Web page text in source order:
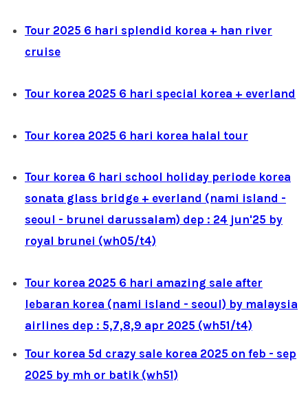
Tour 2025 6 hari splendid korea + han river
cruise
Tour korea 2025 6 hari special korea + everland
Tour korea 2025 6 hari korea halal tour
Tour korea 6 hari school holiday periode korea
sonata glass bridge + everland (nami island -
seoul - brunei darussalam) dep : 24 jun'25 by
royal brunei (wh05/t4)
Tour korea 2025 6 hari amazing sale after
lebaran korea (nami island - seoul) by malaysia
airlines dep : 5,7,8,9 apr 2025 (wh51/t4)
Tour korea 5d crazy sale korea 2025 on feb - sep
2025 by mh or batik (wh51)